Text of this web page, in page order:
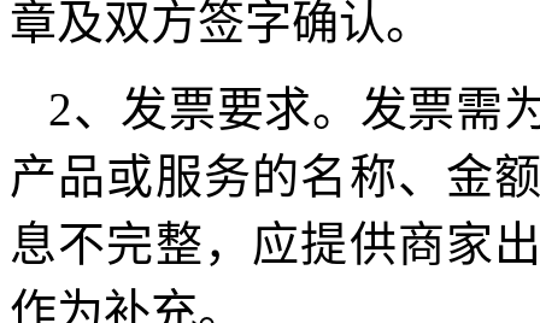
章及双方签字确认。
2、发票要求。发票需
产品或服务的名称、金
息不完整，应提供商家
作为补充。